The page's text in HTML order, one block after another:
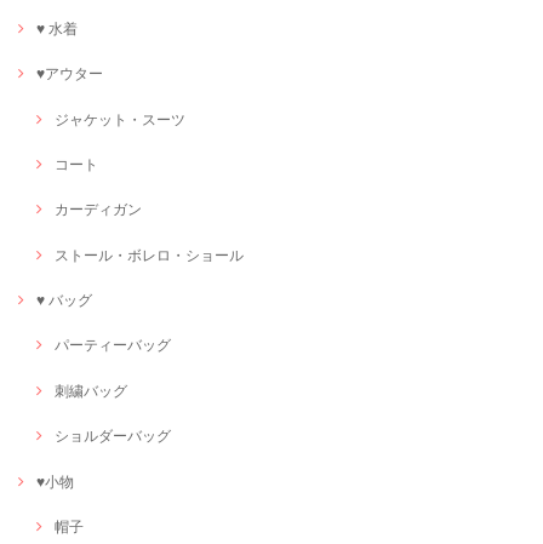
♥ 水着
♥アウター
ジャケット・スーツ
コート
カーディガン
ストール・ボレロ・ショール
♥ バッグ
パーティーバッグ
刺繍バッグ
ショルダーバッグ
♥小物
帽子